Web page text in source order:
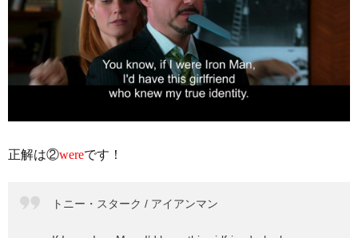
正解は②wereです！
トニー・スターク / アイアンマン